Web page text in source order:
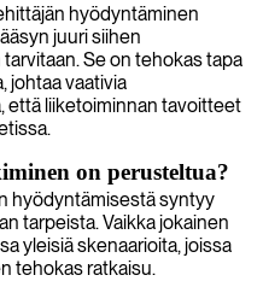
hyödyntäminen
juuri siihen
Se on tehokas tapa
johtaa vaativia
että liiketoiminnan tavoitteet
on perusteltua?
hyödyntämisestä syntyy
tarpeista. Vaikka jokainen
yleisiä skenaarioita, joissa
tehokas ratkaisu.